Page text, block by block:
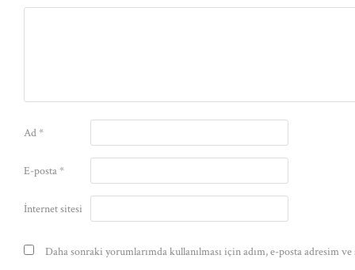
Ad*
E-posta*
İnternet sitesi
Daha sonraki yorumlarımda kullanılması için adım, e-posta adresim